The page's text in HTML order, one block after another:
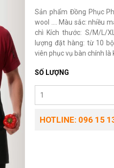
Sản phẩm Đồng Phục
wool …. Màu sắc: nhiều
chì Kích thước: S/M/L/
lượng đặt hàng: từ 10
viên phục vụ bàn chính là
SỐ LƯỢNG
HOTLINE: 096 15